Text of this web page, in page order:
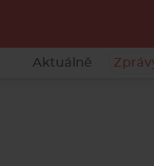
Aktuálně